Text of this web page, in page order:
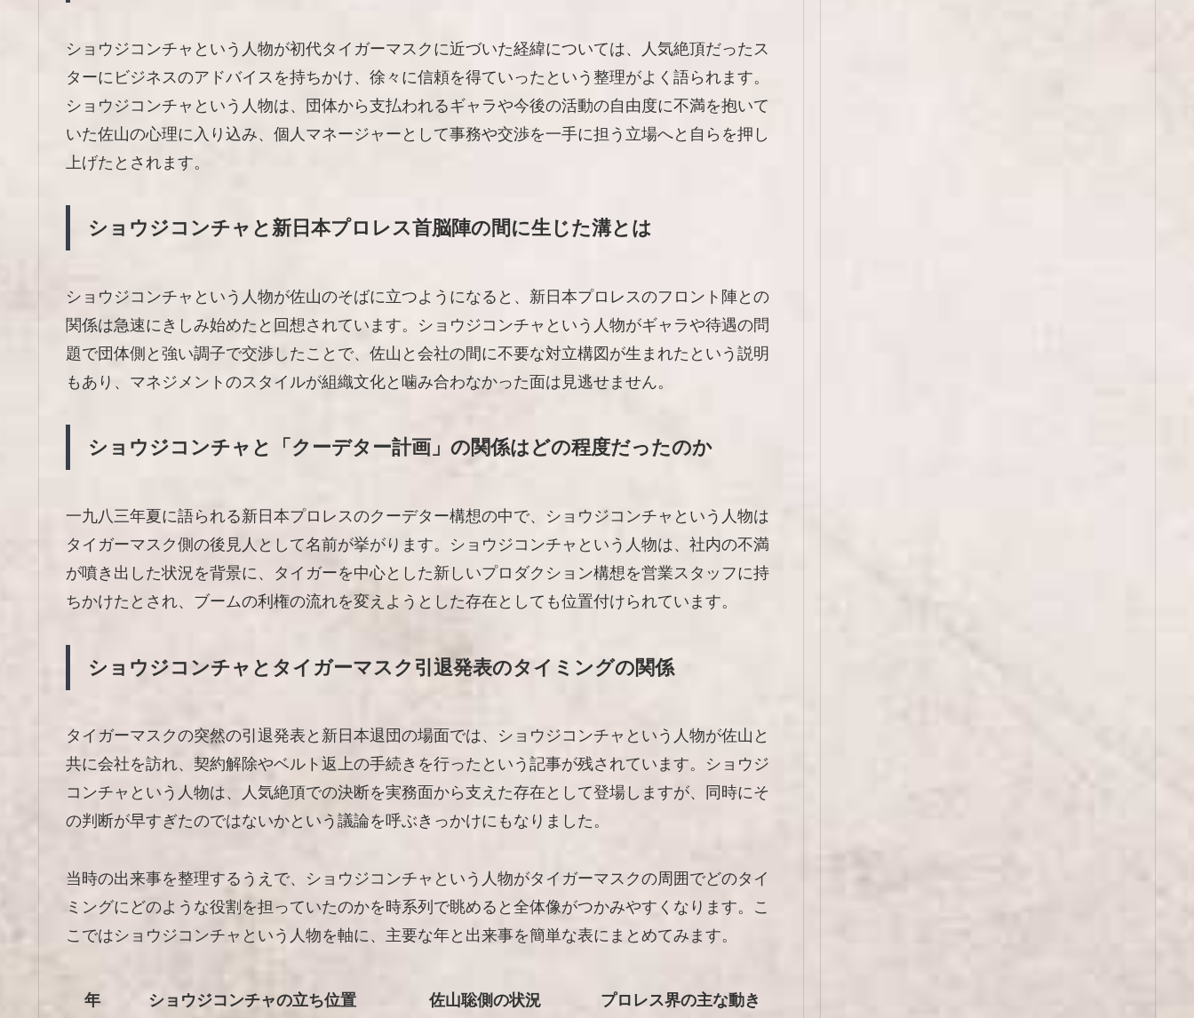
ショウジコンチャという人物が初代タイガーマスクに近づいた経緯については、人気絶頂だったス
ターにビジネスのアドバイスを持ちかけ、徐々に信頼を得ていったという整理がよく語られます。
ショウジコンチャという人物は、団体から支払われるギャラや今後の活動の自由度に不満を抱いて
いた佐山の心理に入り込み、個人マネージャーとして事務や交渉を一手に担う立場へと自らを押し
上げたとされます。
ショウジコンチャと新日本プロレス首脳陣の間に生じた溝とは
ショウジコンチャという人物が佐山のそばに立つようになると、新日本プロレスのフロント陣との
関係は急速にきしみ始めたと回想されています。ショウジコンチャという人物がギャラや待遇の問
題で団体側と強い調子で交渉したことで、佐山と会社の間に不要な対立構図が生まれたという説明
もあり、マネジメントのスタイルが組織文化と噛み合わなかった面は見逃せません。
ショウジコンチャと「クーデター計画」の関係はどの程度だったのか
一九八三年夏に語られる新日本プロレスのクーデター構想の中で、ショウジコンチャという人物は
タイガーマスク側の後見人として名前が挙がります。ショウジコンチャという人物は、社内の不満
が噴き出した状況を背景に、タイガーを中心とした新しいプロダクション構想を営業スタッフに持
ちかけたとされ、ブームの利権の流れを変えようとした存在としても位置付けられています。
ショウジコンチャとタイガーマスク引退発表のタイミングの関係
タイガーマスクの突然の引退発表と新日本退団の場面では、ショウジコンチャという人物が佐山と
共に会社を訪れ、契約解除やベルト返上の手続きを行ったという記事が残されています。ショウジ
コンチャという人物は、人気絶頂での決断を実務面から支えた存在として登場しますが、同時にそ
の判断が早すぎたのではないかという議論を呼ぶきっかけにもなりました。
当時の出来事を整理するうえで、ショウジコンチャという人物がタイガーマスクの周囲でどのタイ
ミングにどのような役割を担っていたのかを時系列で眺めると全体像がつかみやすくなります。こ
こではショウジコンチャという人物を軸に、主要な年と出来事を簡単な表にまとめてみます。
年 ショウジコンチャの立ち位置 佐山聡側の状況 プロレス界の主な動き